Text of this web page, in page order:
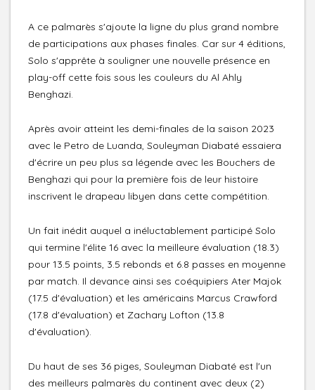
A ce palmarès s'ajoute la ligne du plus grand nombre
de participations aux phases finales. Car sur 4 éditions,
Solo s'apprête à souligner une nouvelle présence en
play-off cette fois sous les couleurs du Al Ahly
Benghazi.
Après avoir atteint les demi-finales de la saison 2023
avec le Petro de Luanda, Souleyman Diabaté essaiera
d'écrire un peu plus sa légende avec les Bouchers de
Benghazi qui pour la première fois de leur histoire
inscrivent le drapeau libyen dans cette compétition.
Un fait inédit auquel a inéluctablement participé Solo
qui termine l'élite 16 avec la meilleure évaluation (18.3)
pour 13.5 points, 3.5 rebonds et 6.8 passes en moyenne
par match. Il devance ainsi ses coéquipiers Ater Majok
(17.5 d'évaluation) et les américains Marcus Crawford
(17.8 d'évaluation) et Zachary Lofton (13.8
d'évaluation).
Du haut de ses 36 piges, Souleyman Diabaté est l'un
des meilleurs palmarès du continent avec deux (2)